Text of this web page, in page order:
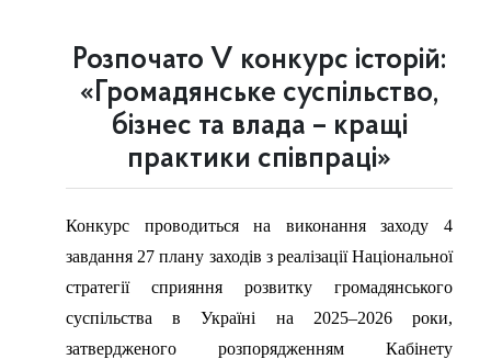
Розпочато V конкурс історій:
«Громадянське суспільство,
бізнес та влада – кращі
практики співпраці»
Конкурс проводиться на виконання заходу 4
завдання 27 плану заходів з реалізації Національної
стратегії сприяння розвитку громадянського
суспільства в Україні на 2025–2026 роки,
затвердженого розпорядженням Кабінету